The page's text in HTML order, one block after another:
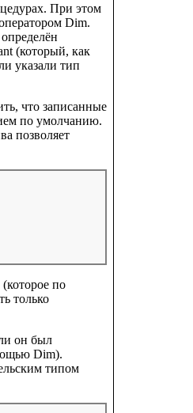
При этом
Dim.
(который, как
указали тип
что записанные
по умолчанию.
позволяет
по
только
он был
Dim).
типом